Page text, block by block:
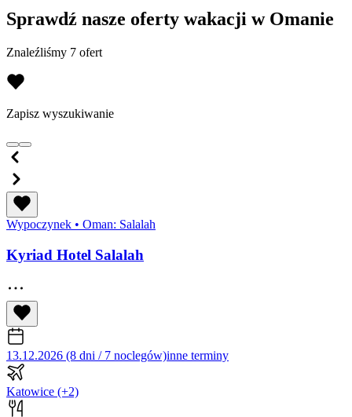
Sprawdź nasze oferty wakacji w Omanie
Znaleźliśmy 7 ofert
Zapisz wyszukiwanie
Wypoczynek • Oman: Salalah
Kyriad Hotel Salalah
13.12.2026 (8 dni / 7 noclegów)inne terminy
Katowice (+2)